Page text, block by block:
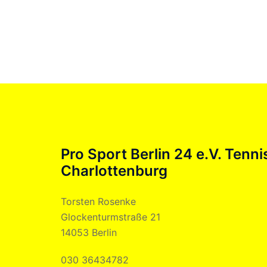
Pro Sport Berlin 24 e.V.
Charlottenburg
Torsten Rosenke
Glockenturmstraße 21
14053 Berlin
030 36434782